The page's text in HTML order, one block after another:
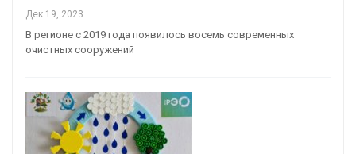
Дек 19, 2023
В регионе с 2019 года появилось восемь современных
очистных сооружений